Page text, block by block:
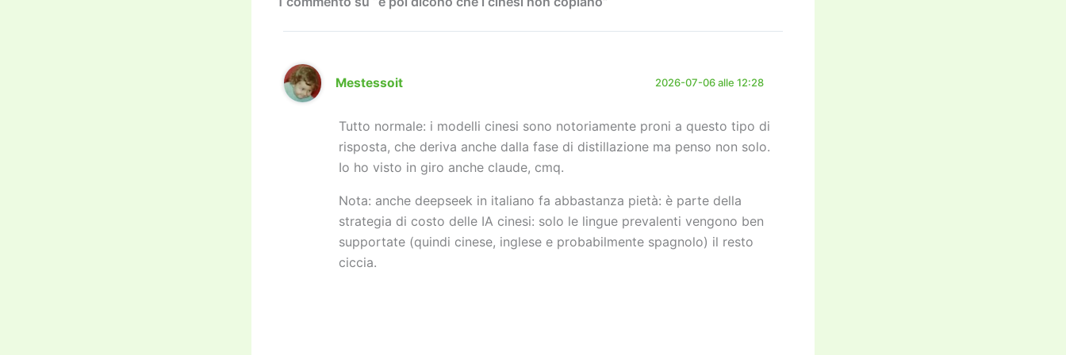
Mestessoit 2026-07-06 alle 12:28
Tutto normale: i modelli cinesi sono notoriamente proni a questo tipo di
risposta, che deriva anche dalla fase di distillazione ma penso non solo.
Io ho visto in giro anche claude, cmq.
Nota: anche deepseek in italiano fa abbastanza pietà: è parte della
strategia di costo delle IA cinesi: solo le lingue prevalenti vengono ben
supportate (quindi cinese, inglese e probabilmente spagnolo) il resto
ciccia.